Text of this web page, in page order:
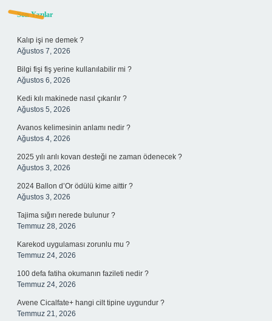
Sidebar
Son Yazılar
Kalıp işi ne demek ?
Ağustos 7, 2026
Bilgi fişi fiş yerine kullanılabilir mi ?
Ağustos 6, 2026
Kedi kılı makinede nasıl çıkarılır ?
Ağustos 5, 2026
Avanos kelimesinin anlamı nedir ?
Ağustos 4, 2026
2025 yılı arılı kovan desteği ne zaman ödenecek ?
Ağustos 3, 2026
2024 Ballon d’Or ödülü kime aittir ?
Ağustos 3, 2026
Tajima sığırı nerede bulunur ?
Temmuz 28, 2026
Karekod uygulaması zorunlu mu ?
Temmuz 24, 2026
100 defa fatiha okumanın fazileti nedir ?
Temmuz 24, 2026
Avene Cicalfate+ hangi cilt tipine uygundur ?
Temmuz 21, 2026